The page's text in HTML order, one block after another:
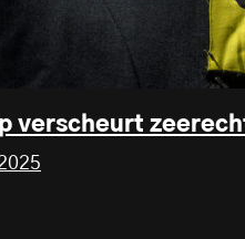
verscheurt